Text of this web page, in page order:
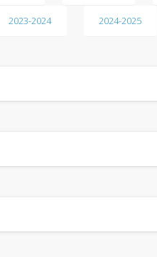
2023-2024 2024-2025